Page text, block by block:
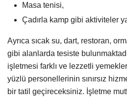
Masa tenisi,
Çadırla kamp gibi aktiviteler
Ayrıca sıcak su, dart, restoran,
gibi alanlarda tesiste
işletmesi farklı ve lezzetli
yüzlü personellerinin sınırsız
bir tatil geçireceksiniz. İşletme